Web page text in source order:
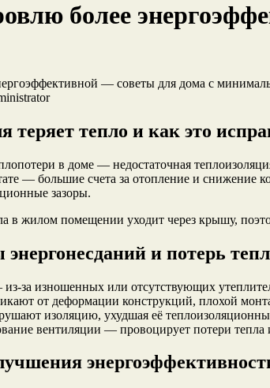
более
теряет тепло и как это
в доме — недостаточная
— большие счета за отопление и
зазоры.
в жилом помещении уходит через крышу,
и потерь
за изношенных или отсутствующих
от деформации конструкций, плохой
изоляцию, ухудшая её
вентиляции — провоцирует потери тепла